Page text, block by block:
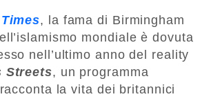
, la fama di Birmingham
mondiale è dovuta
nell’ultimo anno del reality
Streets, un programma
la vita dei britannici